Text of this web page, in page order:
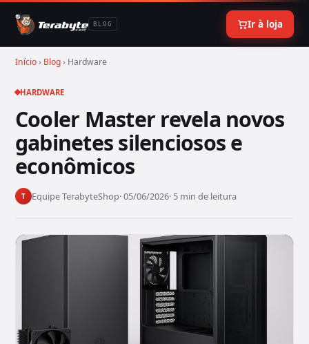
BLOG Ir à loja
Início› Blog› Hardware
HARDWARE
Cooler Master revela novos
gabinetes silenciosos e
econômicos
T Equipe TerabyteShop· 05/06/2026· 5 min de leitura